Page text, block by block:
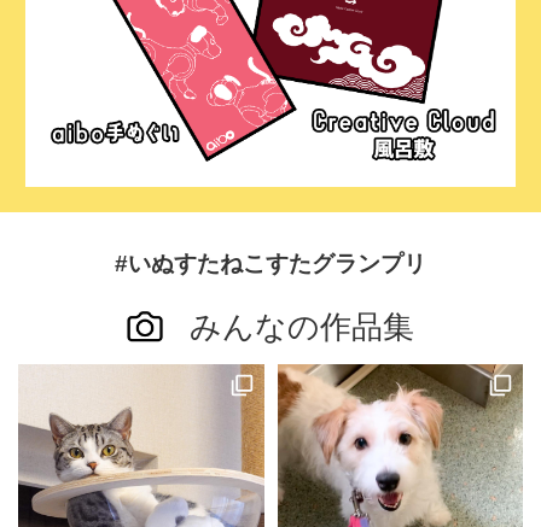
#いぬすたねこすたグランプリ
みんなの作品集